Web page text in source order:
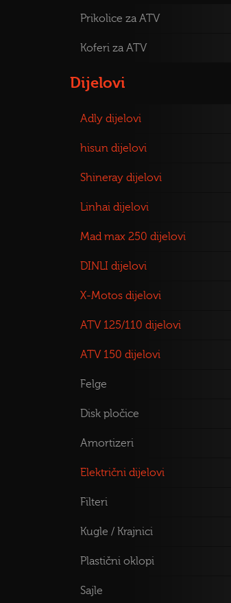
Prikolice za ATV
Koferi za ATV
Dijelovi
Adly dijelovi
hisun dijelovi
Shineray dijelovi
Linhai dijelovi
Mad max 250 dijelovi
DINLI dijelovi
X-Motos dijelovi
ATV 125/110 dijelovi
ATV 150 dijelovi
Felge
Disk pločice
Amortizeri
Električni dijelovi
Filteri
Kugle / Krajnici
Plastični oklopi
Sajle